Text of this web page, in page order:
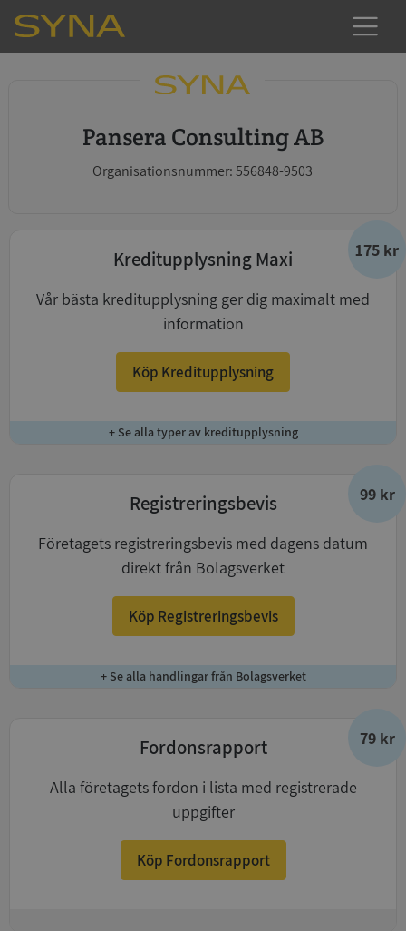
Pansera Consulting AB
Organisationsnummer: 556848-9503
175 kr
Kreditupplysning Maxi
Vår bästa kreditupplysning ger dig maximalt med
information
Köp Kreditupplysning
+ Se alla typer av kreditupplysning
99 kr
Registreringsbevis
Företagets registreringsbevis med dagens datum
direkt från Bolagsverket
Köp Registreringsbevis
+ Se alla handlingar från Bolagsverket
79 kr
Fordonsrapport
Alla företagets fordon i lista med registrerade
uppgifter
Köp Fordonsrapport